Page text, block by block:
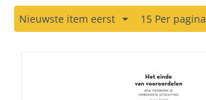
Nieuwste item eerst 15 Per pagina